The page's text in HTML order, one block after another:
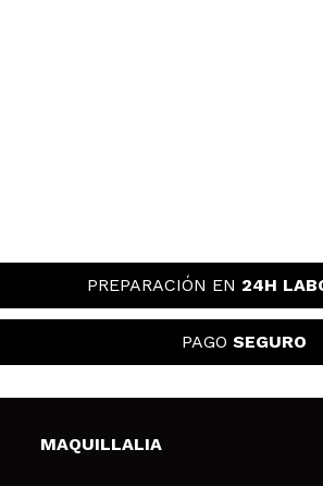
PREPARACIÓN EN 24H
PAGO SEGURO
MAQUILLALIA